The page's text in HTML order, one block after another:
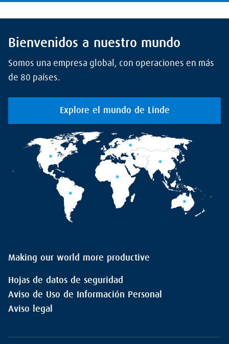
Bienvenidos a nuestro mundo
Somos una empresa global, con operaciones en más
de 80 países.
Explore el mundo de Linde
Making our world more productive
Hojas de datos de seguridad
Aviso de Uso de Información Personal
Aviso legal